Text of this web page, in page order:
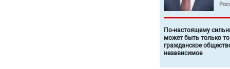
По-настоящему
может быть только
гражданское
независимое